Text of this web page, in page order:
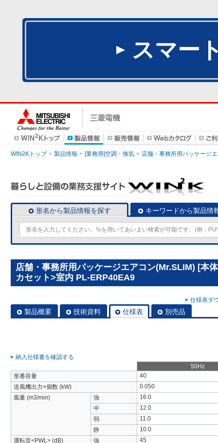
スマー
WIN2Kトップ 製品情報 [業務用]空調・換気 店舗・事務所用パッケージ
形名から製品情報を探す キーワードから製品情
店舗・事務所用パッケージエアコン(Mr.SLIM) [本
カセット>室内 PL-ERP40EA9
仕様表ダ
製品概要 技術資料 仕様表 別売品
納入仕様書を確認する
50Hz
形番容量
40
送風機出力×個数 (kW)
0.050
風量 (m3/min)
強
16.0
中
12.0
弱
11.0
静
10.0
運転音<PWL> (dB)
強
45